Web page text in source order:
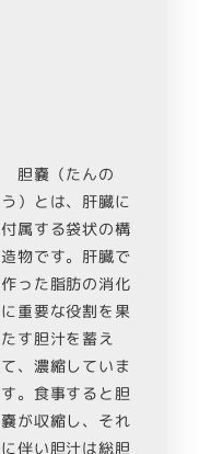
胆嚢（たんの
う）とは、肝臓に
付属する袋状の構
造物です。肝臓で
作った脂肪の消化
に重要な役割を果
たす胆汁を蓄え
て、濃縮していま
す。食事すると胆
嚢が収縮し、それ
に伴い胆汁は総胆